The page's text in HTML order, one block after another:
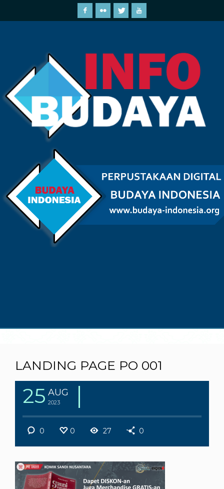
LANDING PAGE PO 001
25 AUG
2023
0 0 27 0